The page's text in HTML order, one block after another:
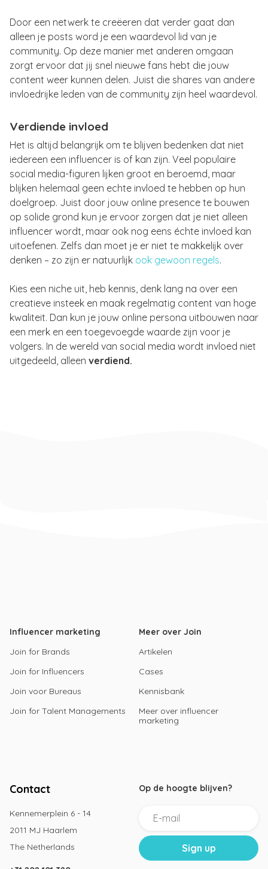
Door een netwerk te creëeren dat verder gaat dan
alleen je posts word je een waardevol lid van je
community. Op deze manier met anderen omgaan
zorgt ervoor dat jij snel nieuwe fans hebt die jouw
content weer kunnen delen. Juist die shares van andere
invloedrijke leden van de community zijn heel waardevol.
Verdiende invloed
Het is altijd belangrijk om te blijven bedenken dat niet
iedereen een influencer is of kan zijn. Veel populaire
social media-figuren lijken groot en beroemd, maar
blijken helemaal geen echte invloed te hebben op hun
doelgroep. Juist door jouw online presence te bouwen
op solide grond kun je ervoor zorgen dat je niet alleen
influencer wordt, maar ook nog eens échte invloed kan
uitoefenen. Zelfs dan moet je er niet te makkelijk over
denken – zo zijn er natuurlijk ook gewoon regels.
Kies een niche uit, heb kennis, denk lang na over een
creatieve insteek en maak regelmatig content van hoge
kwaliteit. Dan kun je jouw online persona uitbouwen naar
een merk en een toegevoegde waarde zijn voor je
volgers. In de wereld van social media wordt invloed niet
uitgedeeld, alleen verdiend.
Influencer marketing
Join for Brands
Join for Influencers
Join voor Bureaus
Join for Talent Managements
Meer over Join
Artikelen
Cases
Kennisbank
Meer over influencer
marketing
Contact
Kennemerplein 6 - 14
2011 MJ Haarlem
The Netherlands
Op de hoogte blijven?